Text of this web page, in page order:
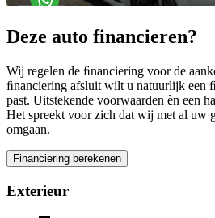
Deze auto financieren?
Wij regelen de ﬁnanciering voor de
ﬁnanciering afsluit wilt u natuurlijk een
past. Uitstekende voorwaarden èn een
Het spreekt voor zich dat wij met al uw
omgaan.
Financiering berekenen
Exterieur